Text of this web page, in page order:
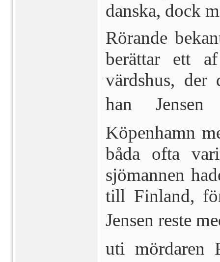
danska, dock
Rörande
berättar ett
värdshus, der
han  Jensen
Köpenhamn
båda ofta
sjömannen
till Finland,
Jensen reste
uti mördaren